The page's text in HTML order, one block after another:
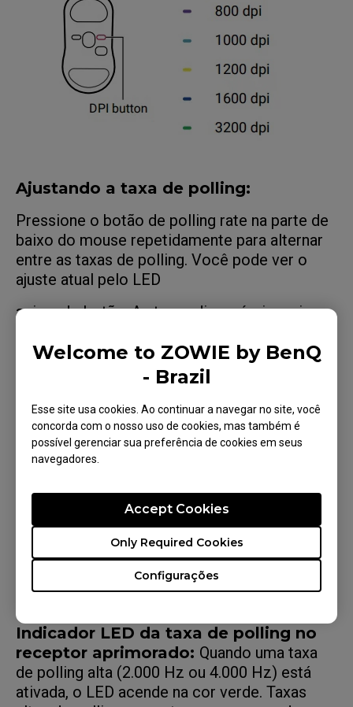
Welcome to ZOWIE by BenQ
- Brazil
Esse site usa cookies. Ao continuar a navegar no site, você
concorda com o nosso uso de cookies, mas também é
possível gerenciar sua preferência de cookies em seus
navegadores.
Configurações
Only Required Cookies
Accept Cookies
Ajustando a taxa de polling:
Pressione o botão de polling rate na parte de
baixo do mouse repetidamente para alternar
entre as taxas de polling. Você pode ver o
ajuste atual pelo LED
acima do botão. As taxas disponíveis variam
ou USB) utilizado. Lembre-se que quanto
maior a taxa de polling, mais rápido a bateria é
Indicador LED da taxa de polling no
receptor aprimorado: Quando uma taxa
de polling alta (2.000 Hz ou 4.000 Hz) está
ativada, o LED acende na cor verde. Taxas